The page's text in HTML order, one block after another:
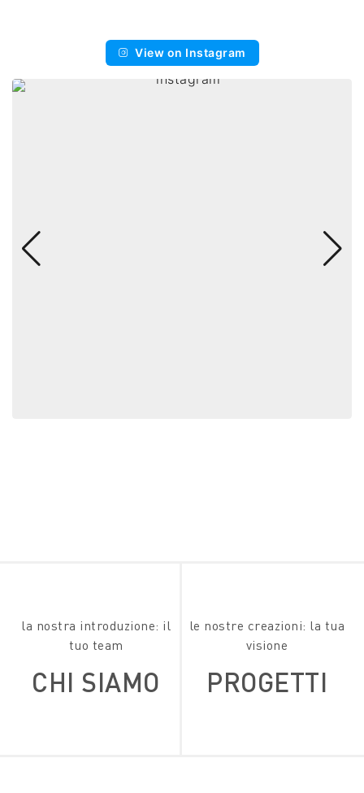
View on Instagram
la nostra introduzione: il
tuo team
CHI SIAMO
le nostre creazioni: la tua
visione
PROGETTI